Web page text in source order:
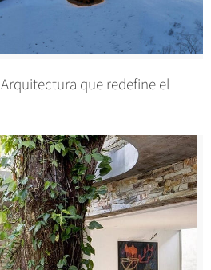
Arquitectura que redefine el